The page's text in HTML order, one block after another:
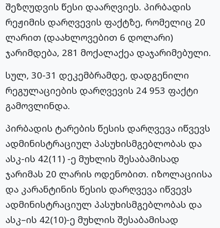
შეზღუდვის წესი დაარღვიეს. პირბადის
რეჟიმის დარღვევის ფაქტზე, რომელიც 20
ლარით (დაახლოვებით 6 დოლარი)
ჯარიმდება, 281 მოქალაქეა დაჯარიმებული.
სულ, 30-31 დეკემბრამდე, დადგენილი
რეგულაციების დარღვევის 24 953 ფაქტი
გამოვლინდა.
პირბადის ტარების წესის დარღვევა იწვევს
ადმინისტრაციულ პასუხისმგებლობას და
ასკ-ის 42(11) -ე მუხლის შესაბამისად
ჯარიმას 20 ლარის ოდენობით. იზოლაციისა
და კარანტინის წესის დარღვევა იწვევს
ადმინისტრაციულ პასუხისმგებლობას და
ასკ–ის 42(10)-ე მუხლის შესაბამისად